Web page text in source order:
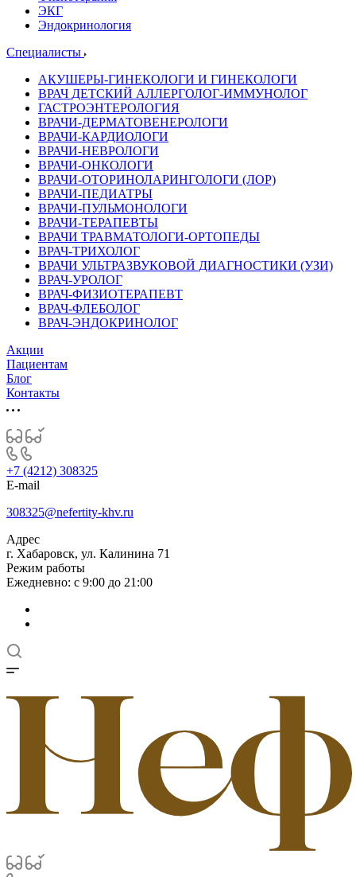
ЭКГ
Эндокринология
Специалисты
АКУШЕРЫ-ГИНЕКОЛОГИ И ГИНЕКОЛОГИ
ВРАЧ ДЕТСКИЙ АЛЛЕРГОЛОГ-ИММУНОЛОГ
ГАСТРОЭНТЕРОЛОГИЯ
ВРАЧИ-ДЕРМАТОВЕНЕРОЛОГИ
ВРАЧИ-КАРДИОЛОГИ
ВРАЧИ-НЕВРОЛОГИ
ВРАЧИ-ОНКОЛОГИ
ВРАЧИ-ОТОРИНОЛАРИНГОЛОГИ (ЛОР)
ВРАЧИ-ПЕДИАТРЫ
ВРАЧИ-ПУЛЬМОНОЛОГИ
ВРАЧИ-ТЕРАПЕВТЫ
ВРАЧИ ТРАВМАТОЛОГИ-ОРТОПЕДЫ
ВРАЧ-ТРИХОЛОГ
ВРАЧИ УЛЬТРАЗВУКОВОЙ ДИАГНОСТИКИ (УЗИ)
ВРАЧ-УРОЛОГ
ВРАЧ-ФИЗИОТЕРАПЕВТ
ВРАЧ-ФЛЕБОЛОГ
ВРАЧ-ЭНДОКРИНОЛОГ
Акции
Пациентам
Блог
Контакты
+7 (4212) 308325
E-mail
308325@nefertity-khv.ru
Адрес
г. Хабаровск, ул. Калинина 71
Режим работы
Ежедневно: с 9:00 до 21:00